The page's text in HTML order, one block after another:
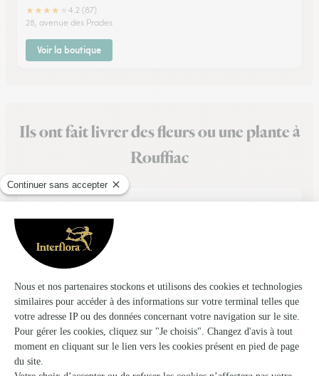
★★★★
4.2 (87)
28, avenue des Prades
Voir la boutique
Ils ont fait livrer des fleurs ou une plante à
Rouffiac
Toujours aussi rapide et efficace :)…
Toujours aussi rapide et efficace :) parfait bouquets tjrs au
top
30/04/2026
★ ★ ★ ★ ★
joli bouquet